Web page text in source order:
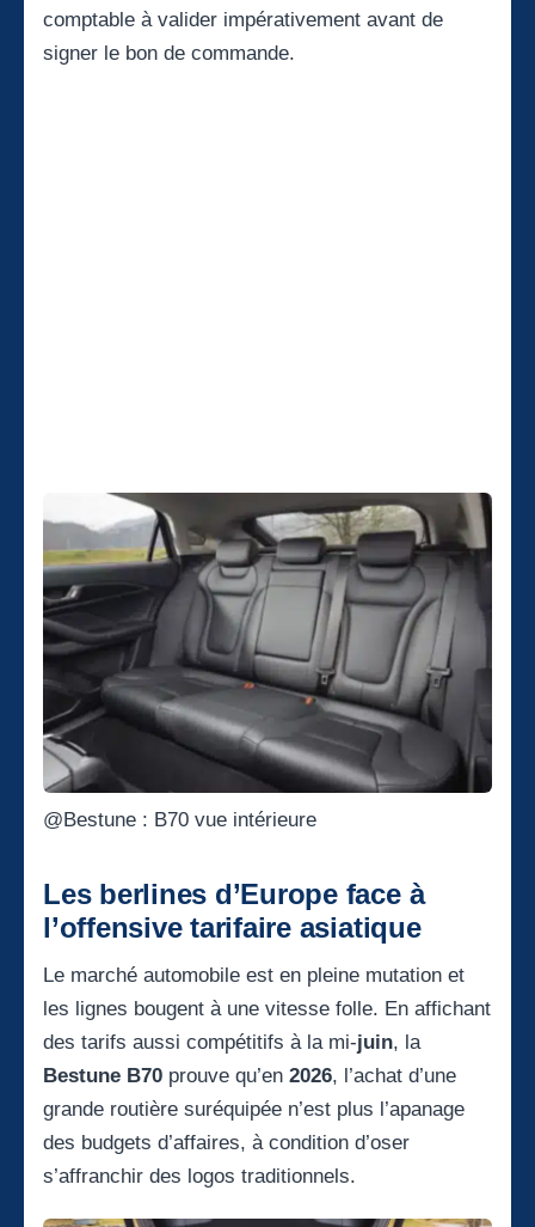
comptable à valider impérativement avant de
signer le bon de commande.
@Bestune : B70 vue intérieure
Les berlines d’Europe face à
l’offensive tarifaire asiatique
Le marché automobile est en pleine mutation et
les lignes bougent à une vitesse folle. En affichant
des tarifs aussi compétitifs à la mi-juin, la
Bestune B70 prouve qu’en 2026, l’achat d’une
grande routière suréquipée n’est plus l’apanage
des budgets d’affaires, à condition d’oser
s’affranchir des logos traditionnels.